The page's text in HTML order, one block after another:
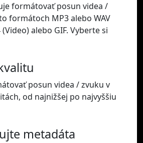
formátovať posun videa /
formátoch MP3 alebo WAV
alebo GIF. Vyberte si
posun videa / zvuku v
od najnižšej po najvyššiu
metadáta